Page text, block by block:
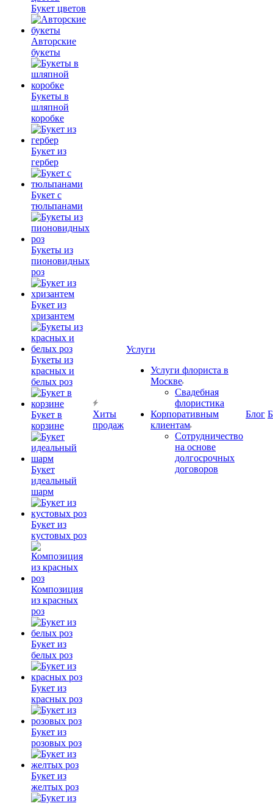
Букет цветов
Авторские
букеты
Букеты в
шляпной
коробке
Букет из
гербер
Букет с
тюльпанами
Букеты из
пионовидных
роз
Букет из
хризантем
Букеты из
красных и
белых роз
Букет в
корзине
Букет
идеальный
шарм
Букет из
кустовых роз
Композиция
из красных
роз
Букет из
белых роз
Букет из
красных роз
Букет из
розовых роз
Букет из
желтых роз
Хиты
продаж
Услуги
Услуги флориста в
Москве
Свадебная
флористика
Корпоративным
клиентам
Сотрудничество
на основе
долгосрочных
договоров
Блог